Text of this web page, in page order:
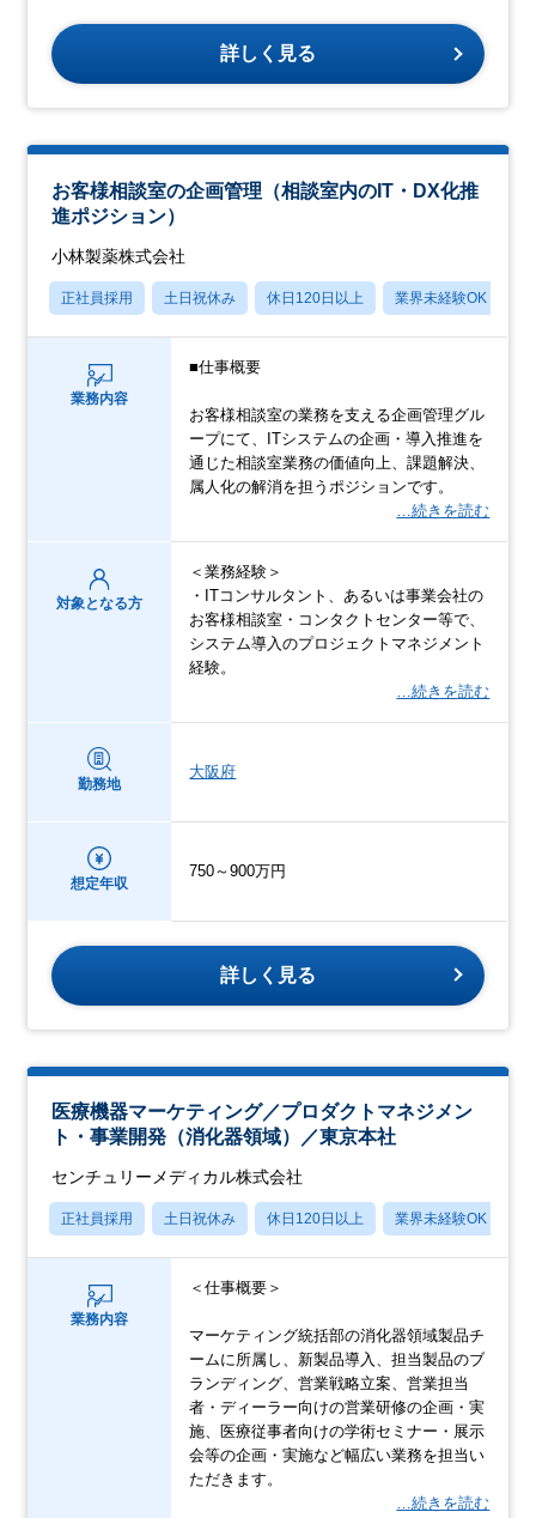
詳しく見る
お客様相談室の企画管理（相談室内のIT・DX化推
進ポジション）
小林製薬株式会社
正社員採用 土日祝休み 休日120日以上 業界未経験OK
業務内容
■仕事概要
お客様相談室の業務を支える企画管理グル
ープにて、ITシステムの企画・導入推進を
通じた相談室業務の価値向上、課題解決、
属人化の解消を担うポジションです。
…続きを読む
対象となる方
＜業務経験＞
・ITコンサルタント、あるいは事業会社の
お客様相談室・コンタクトセンター等で、
システム導入のプロジェクトマネジメント
経験。
…続きを読む
勤務地
大阪府
想定年収
750～900万円
詳しく見る
医療機器マーケティング／プロダクトマネジメン
ト・事業開発（消化器領域）／東京本社
センチュリーメディカル株式会社
正社員採用 土日祝休み 休日120日以上 業界未経験OK
業務内容
＜仕事概要＞
マーケティング統括部の消化器領域製品チ
ームに所属し、新製品導入、担当製品のブ
ランディング、営業戦略立案、営業担当
者・ディーラー向けの営業研修の企画・実
施、医療従事者向けの学術セミナー・展示
会等の企画・実施など幅広い業務を担当い
ただきます。
…続きを読む